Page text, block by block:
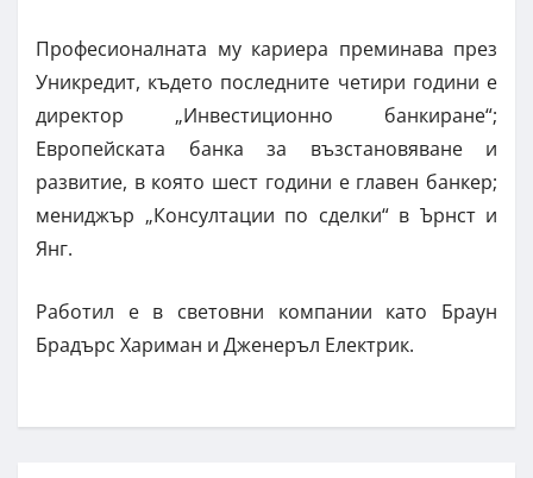
Професионалната му кариера преминава през
Уникредит, където последните четири години е
директор „Инвестиционно банкиране“;
Европейската банка за възстановяване и
развитие, в която шест години е главен банкер;
мениджър „Консултации по сделки“ в Ърнст и
Янг.
Работил е в световни компании като Браун
Брадърс Хариман и Дженеръл Електрик.